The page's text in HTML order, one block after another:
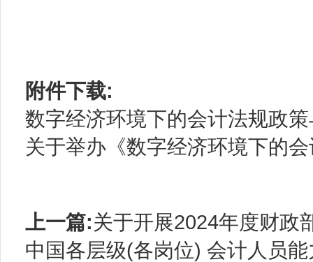
附件下载:
数字经济环境下的会计法规政
关于举办《数字经济环境下的
上一篇:关于开展2024年度财政
中国各层级(各岗位) 会计人员